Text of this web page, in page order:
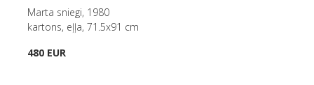
Marta sniegi, 1980
kartons, eļļa, 71.5x91 cm
480 EUR